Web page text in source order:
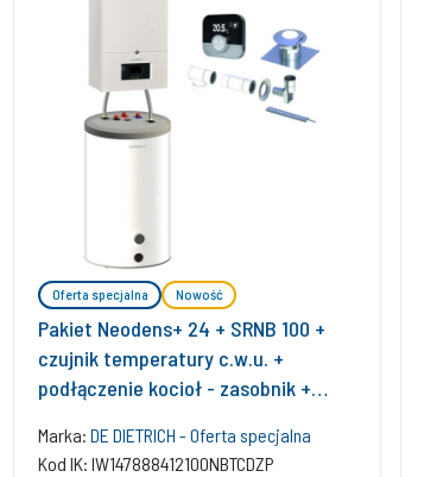
Oferta specjalna Nowość
Pakiet Neodens+ 24 + SRNB 100 +
czujnik temperatury c.w.u. +
podłączenie kocioł - zasobnik +
bazowy w szacht
Marka: DE DIETRICH - Oferta specjalna
Kod IK: IW147888412100NBTCDZP